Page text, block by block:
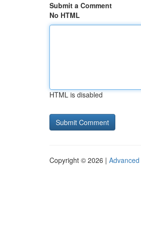
Submit a Comment
No HTML
HTML is disabled
Copyright © 2026 |